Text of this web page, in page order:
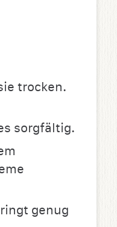
trocken.
sorgfältig.
genug